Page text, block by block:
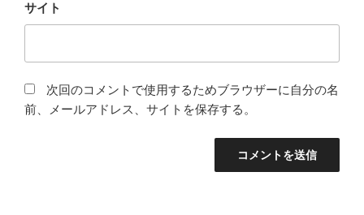
サイト
次回のコメントで使用するためブラウザーに自分の名
前、メールアドレス、サイトを保存する。